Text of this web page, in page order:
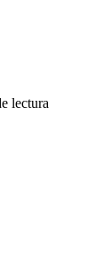
lectura